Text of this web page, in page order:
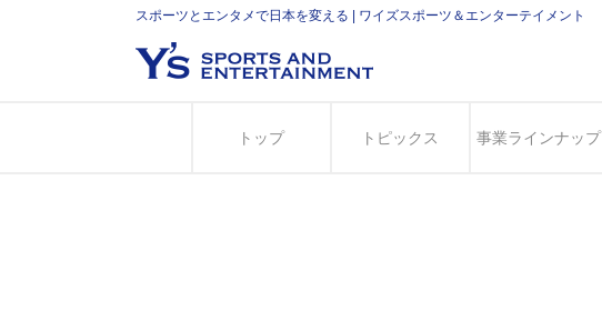
スポーツとエンタメで日本を変える | ワイズスポーツ＆エンターテイメント
トップ トピックス 事業ラインナップ